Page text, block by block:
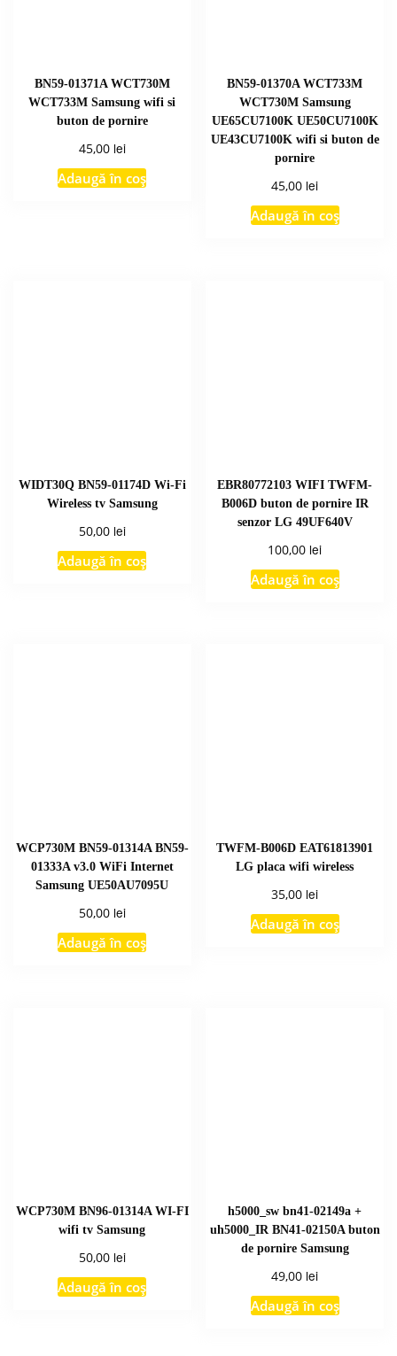
BN59-01371A WCT730M
WCT733M Samsung wifi si
buton de pornire
45,00 lei
Adaugă în coș
BN59-01370A WCT733M
WCT730M Samsung
UE65CU7100K UE50CU7100K
UE43CU7100K wifi si buton de
pornire
45,00 lei
Adaugă în coș
WIDT30Q BN59-01174D Wi-Fi
Wireless tv Samsung
50,00 lei
Adaugă în coș
EBR80772103 WIFI TWFM-
B006D buton de pornire IR
senzor LG 49UF640V
100,00 lei
Adaugă în coș
WCP730M BN59-01314A BN59-
01333A v3.0 WiFi Internet
Samsung UE50AU7095U
50,00 lei
Adaugă în coș
TWFM-B006D EAT61813901
LG placa wifi wireless
35,00 lei
Adaugă în coș
WCP730M BN96-01314A WI-FI
wifi tv Samsung
50,00 lei
Adaugă în coș
h5000_sw bn41-02149a +
uh5000_IR BN41-02150A buton
de pornire Samsung
49,00 lei
Adaugă în coș